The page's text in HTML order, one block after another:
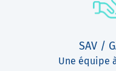
SAV /
Une équipe